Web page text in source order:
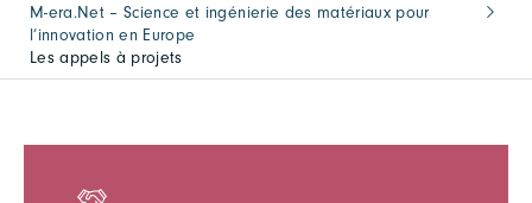
M-era.Net – Science et ingénierie des matériaux pour
l’innovation en Europe
Les appels à projets